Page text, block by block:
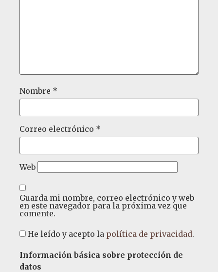
Nombre *
Correo electrónico *
Web
Guarda mi nombre, correo electrónico y web
en este navegador para la próxima vez que
comente.
He leído y acepto la política de privacidad.
Información básica sobre protección de
datos